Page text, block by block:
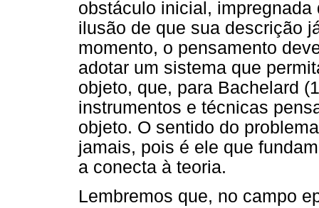
obstáculo inicial,
ilusão de que sua descrição
momento, o pensamento
adotar um sistema que
objeto, que, para Bachelard
instrumentos e técnicas
objeto. O sentido do
jamais, pois é ele que
a conecta à teoria.
Lembremos que, no campo